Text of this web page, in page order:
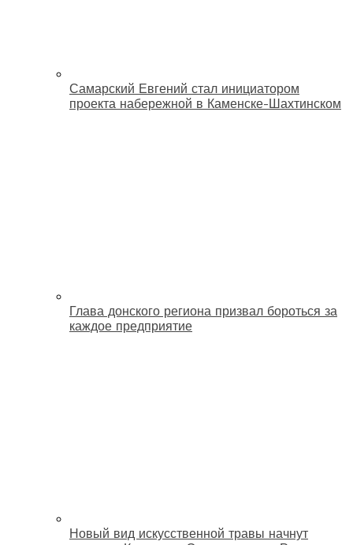
Самарский Евгений стал инициатором
проекта набережной в Каменске-Шахтинском
Глава донского региона призвал бороться за
каждое предприятие
Новый вид искусственной травы начнут